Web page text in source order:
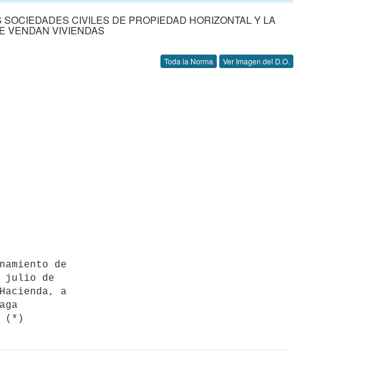
CIVILES DE PROPIEDAD HORIZONTAL Y LA
VENDAN VIVIENDAS
Toda la Norma Ver Imagen del D.O.
julio de
a